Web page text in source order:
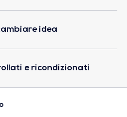
idea
e ricondizionati